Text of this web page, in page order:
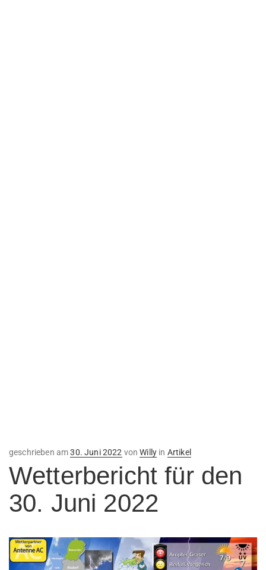
geschrieben amVeröffentlicht
30. Juni 2022 vonWilly in Artikel
Wetterbericht für den
30. Juni 2022